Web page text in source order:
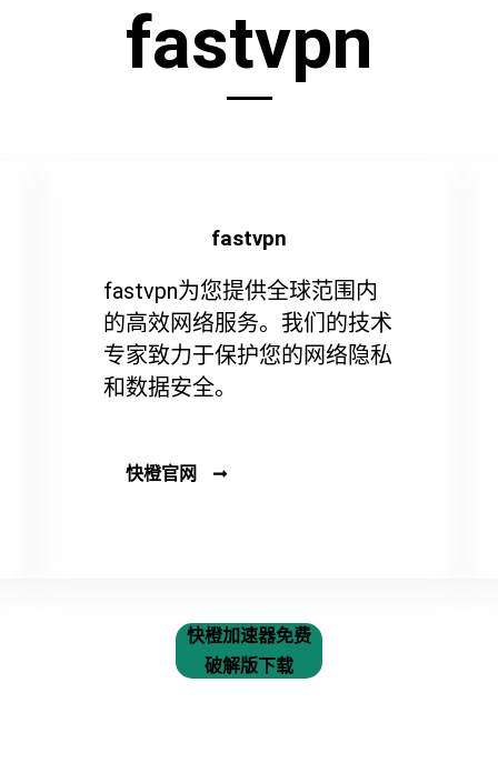
fastvpn
fastvpn
fastvpn为您提供全球范围内
的高效网络服务。我们的技术
专家致力于保护您的网络隐私
和数据安全。
快橙官网
快橙加速器免费
破解版下载